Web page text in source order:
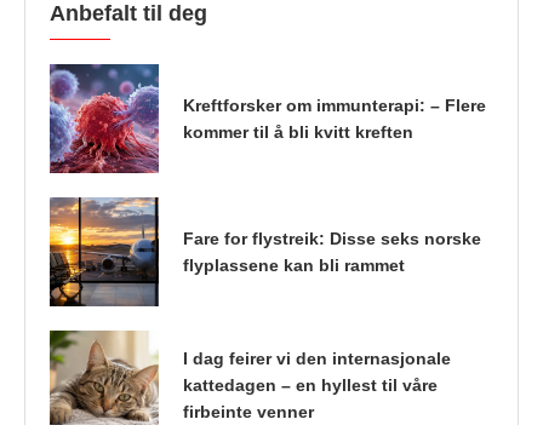
Anbefalt til deg
Kreftforsker om immunterapi: – Flere
kommer til å bli kvitt kreften
Fare for flystreik: Disse seks norske
flyplassene kan bli rammet
I dag feirer vi den internasjonale
kattedagen – en hyllest til våre
firbeinte venner